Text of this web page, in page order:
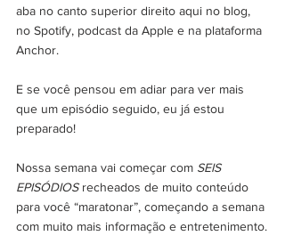
aba no canto superior direito aqui no blog,
no Spotify, podcast da Apple e na plataforma
Anchor.
E se você pensou em adiar para ver mais
que um episódio seguido, eu já estou
preparado!
Nossa semana vai começar com SEIS
EPISÓDIOS recheados de muito conteúdo
para você “maratonar”, começando a semana
com muito mais informação e entretenimento.